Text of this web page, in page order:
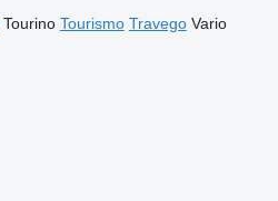
Tourino Tourismo Travego Vario